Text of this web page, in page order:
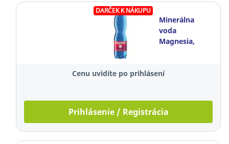
DARČEK K NÁKUPU
Minerálna
voda
Magnesia,
kusov
Cenu uvidíte po prihlásení
Prihlásenie / Registrácia